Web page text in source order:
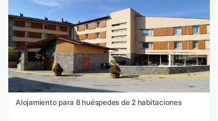
Alojamiento para 8 huéspedes de 2 habitaciones